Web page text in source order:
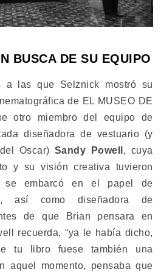
BUSCA DE SU EQUIPO
a las que Selznick mostró su
de EL MUSEO DE
otro miembro del equipo de
diseñadora de vestuario (y
Oscar) Sandy Powell , cuya
y su visión creativa tuvieron
se embarcó en el papel de
así como diseñadora de
de que Brian pensara en
recuerda, “ya le había dicho,
tu libro fuese también una
aquel momento, pensaba que